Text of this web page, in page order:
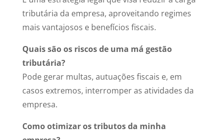
tributária da empresa, aproveitando regimes
mais vantajosos e benefícios fiscais.
Quais são os riscos de uma má gestão
tributária?
Pode gerar multas, autuações fiscais e, em
casos extremos, interromper as atividades da
empresa.
Como otimizar os tributos da minha